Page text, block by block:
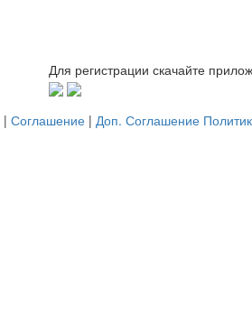
Для регистрации скачайте
| Соглашение | Доп. Соглашение